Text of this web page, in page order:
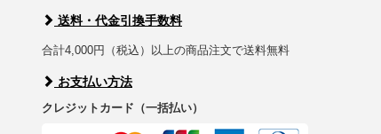
送料・代金引換手数料
合計4,000円（税込）以上の商品注文で送料無料
お支払い方法
クレジットカード（一括払い）